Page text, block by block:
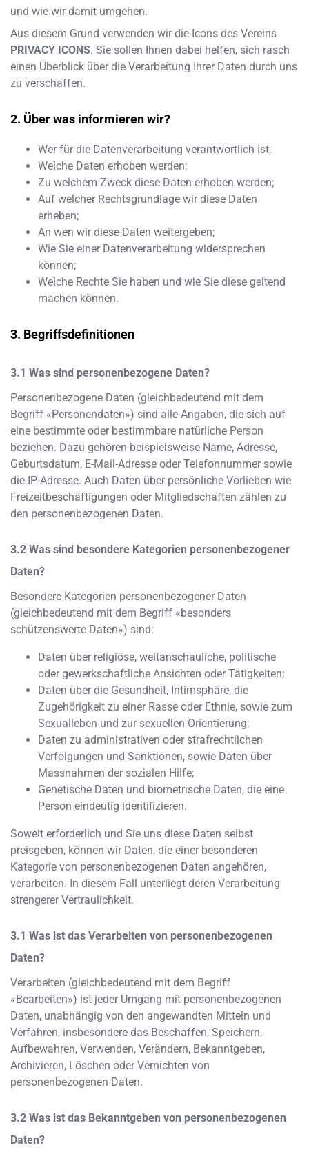
und wie wir damit umgehen.
Aus diesem Grund verwenden wir die Icons des Vereins
PRIVACY ICONS. Sie sollen Ihnen dabei helfen, sich rasch
einen Überblick über die Verarbeitung Ihrer Daten durch uns
zu verschaffen.
Über was informieren wir?
Wer für die Datenverarbeitung verantwortlich ist;
Welche Daten erhoben werden;
Zu welchem Zweck diese Daten erhoben werden;
Auf welcher Rechtsgrundlage wir diese Daten
erheben;
An wen wir diese Daten weitergeben;
Wie Sie einer Datenverarbeitung widersprechen
können;
Welche Rechte Sie haben und wie Sie diese geltend
machen können.
Begriffsdefinitionen
Was sind personenbezogene Daten?
Personenbezogene Daten (gleichbedeutend mit dem
Begriff «Personendaten») sind alle Angaben, die sich auf
eine bestimmte oder bestimmbare natürliche Person
beziehen. Dazu gehören beispielsweise Name, Adresse,
Geburtsdatum, E-Mail-Adresse oder Telefonnummer sowie
die IP-Adresse. Auch Daten über persönliche Vorlieben wie
Freizeitbeschäftigungen oder Mitgliedschaften zählen zu
den personenbezogenen Daten.
Was sind besondere Kategorien personenbezogener
Daten?
Besondere Kategorien personenbezogener Daten
(gleichbedeutend mit dem Begriff «besonders
schützenswerte Daten») sind:
Daten über religiöse, weltanschauliche, politische
oder gewerkschaftliche Ansichten oder Tätigkeiten;
Daten über die Gesundheit, Intimsphäre, die
Zugehörigkeit zu einer Rasse oder Ethnie, sowie zum
Sexualleben und zur sexuellen Orientierung;
Daten zu administrativen oder strafrechtlichen
Verfolgungen und Sanktionen, sowie Daten über
Massnahmen der sozialen Hilfe;
Genetische Daten und biometrische Daten, die eine
Person eindeutig identifizieren.
Soweit erforderlich und Sie uns diese Daten selbst
preisgeben, können wir Daten, die einer besonderen
Kategorie von personenbezogenen Daten angehören,
verarbeiten. In diesem Fall unterliegt deren Verarbeitung
strengerer Vertraulichkeit.
Was ist das Verarbeiten von personenbezogenen
Daten?
Verarbeiten (gleichbedeutend mit dem Begriff
«Bearbeiten») ist jeder Umgang mit personenbezogenen
Daten, unabhängig von den angewandten Mitteln und
Verfahren, insbesondere das Beschaffen, Speichern,
Aufbewahren, Verwenden, Verändern, Bekanntgeben,
Archivieren, Löschen oder Vernichten von
personenbezogenen Daten.
Was ist das Bekanntgeben von personenbezogenen
Daten?